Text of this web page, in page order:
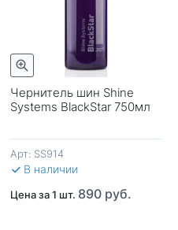
Чернитель шин Shine
Systems BlackStar 750мл
Арт: SS914
В наличии
Цена за 1 шт. 890 руб.